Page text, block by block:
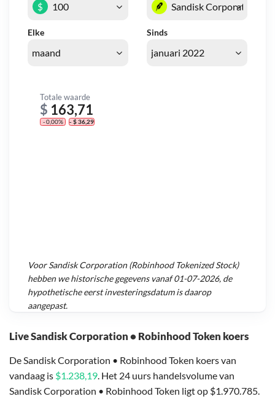
Live Sandisk Corporation • Robinhood Token koers
De Sandisk Corporation • Robinhood Token koers van
vandaag is $1.238,19. Het 24 uurs handelsvolume van
Sandisk Corporation • Robinhood Token ligt op $1.970.785.
Elke Sinds
$
Totale waarde
$ 163,71
- 0,00% - $ 36,29
VoorSandisk Corporation (Robinhood Tokenized Stock)
hebben we historische gegevens vanaf01-07-2026, de
hypothetische eerst investeringsdatum is daarop
aangepast.